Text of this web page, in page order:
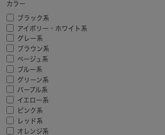
カラー
ブラック系
アイボリー・ホワイト系
グレー系
ブラウン系
ベージュ系
ブルー系
グリーン系
パープル系
イエロー系
ピンク系
レッド系
オレンジ系